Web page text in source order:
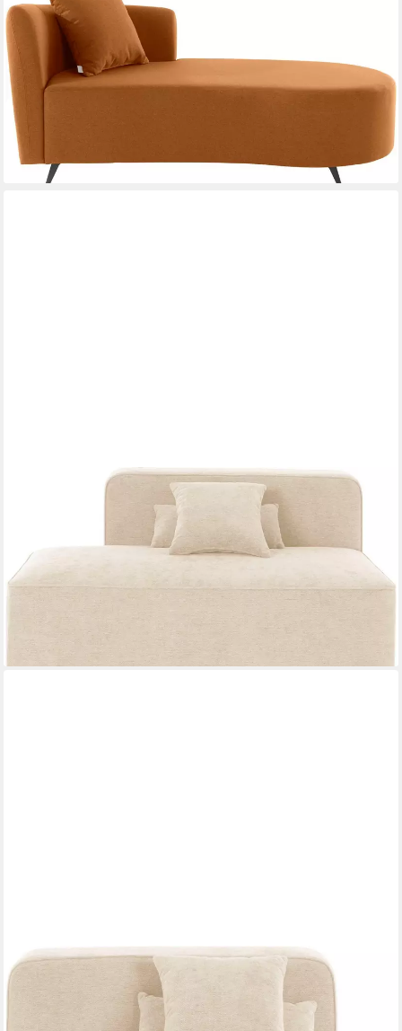
HOME AFFAIRE
Recamiere Hulby, wahlweise mit und ohne Hocker und Armlehne
links oder rechts
ab 779,99 €
UVP959,99 €
lieferbar in 6 Wochen
Recamiere Sundstrup, Modulserie, individuelle
659,99 €
UVP749,99 €
-12%
HOME AFFAIRE
Ottomane Sundstrup, Modulserie, individuelle Zusammenstellung
719,99 €